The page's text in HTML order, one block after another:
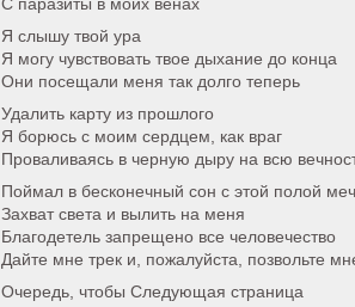
Я слышу твой ура
Я могу чувствовать твое дыхание до конца
Они посещали меня так долго теперь
Удалить карту из прошлого
Я борюсь с моим сердцем, как враг
Проваливаясь в черную дыру на всю
Поймал в бесконечный сон с этой полой
Захват света и вылить на меня
Благодетель запрещено все человечество
Дайте мне трек и, пожалуйста, позвольте
Очередь, чтобы Следующая страница